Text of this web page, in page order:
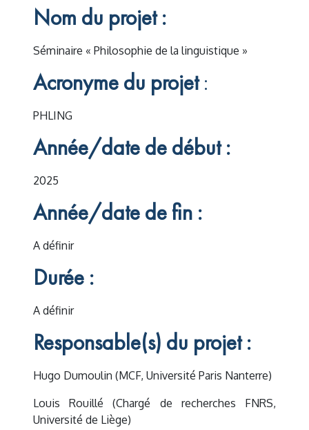
Nom du projet :
Séminaire « Philosophie de la linguistique »
Acronyme du projet:
PHLING
Année/date de début :
2025
Année/date de fin :
A définir
Durée :
A définir
Responsable(s) du projet :
Hugo Dumoulin (MCF, Université Paris Nanterre)
Louis Rouillé (Chargé de recherches FNRS,
Université de Liège)